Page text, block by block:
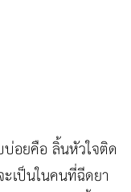
อยคือ ลิ้นหัวใจติด
เป็นในคนที่ฉีดยา